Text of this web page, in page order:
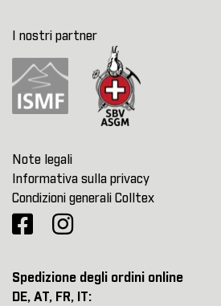
I nostri partner
Note legali
Informativa sulla privacy
Condizioni generali Colltex
Spedizione degli ordini online
DE, AT, FR, IT: